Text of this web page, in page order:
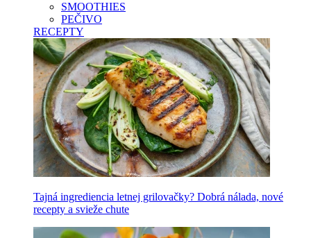
SMOOTHIES
PEČIVO
RECEPTY
Tajná ingrediencia letnej grilovačky? Dobrá nálada, nové
recepty a svieže chute